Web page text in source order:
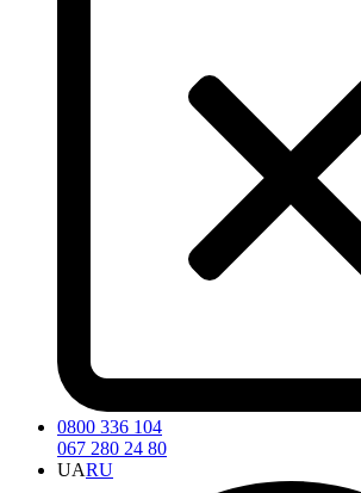
0800 336 104
067 280 24 80
UARU